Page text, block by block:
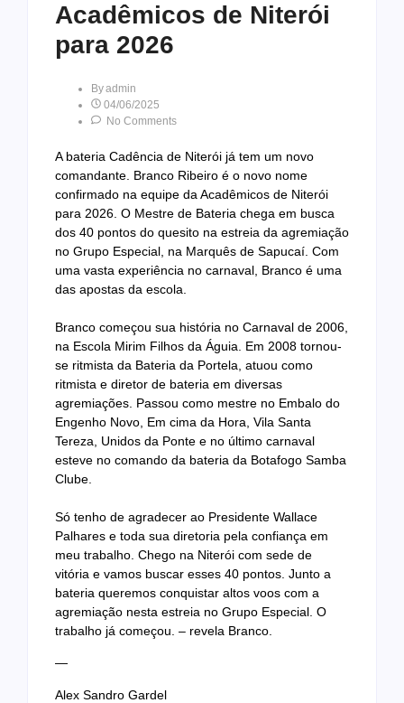
Acadêmicos de Niterói
para 2026
ByAdmin
04/06/2025
No Comments
A bateria Cadência de Niterói já tem um novo
comandante. Branco Ribeiro é o novo nome
confirmado na equipe da Acadêmicos de Niterói
para 2026. O Mestre de Bateria chega em busca
dos 40 pontos do quesito na estreia da agremiação
no Grupo Especial, na Marquês de Sapucaí. Com
uma vasta experiência no carnaval, Branco é uma
das apostas da escola.
Branco começou sua história no Carnaval de 2006,
na Escola Mirim Filhos da Águia. Em 2008 tornou-
se ritmista da Bateria da Portela, atuou como
ritmista e diretor de bateria em diversas
agremiações. Passou como mestre no Embalo do
Engenho Novo, Em cima da Hora, Vila Santa
Tereza, Unidos da Ponte e no último carnaval
esteve no comando da bateria da Botafogo Samba
Clube.
Só tenho de agradecer ao Presidente Wallace
Palhares e toda sua diretoria pela confiança em
meu trabalho. Chego na Niterói com sede de
vitória e vamos buscar esses 40 pontos. Junto a
bateria queremos conquistar altos voos com a
agremiação nesta estreia no Grupo Especial. O
trabalho já começou. – revela Branco.
—
Alex Sandro Gardel